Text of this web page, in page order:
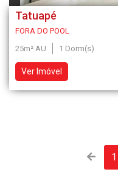
Tatuapé
FORA DO POOL
25m² AU
1 Dorm(s)
Ver Imóvel
1